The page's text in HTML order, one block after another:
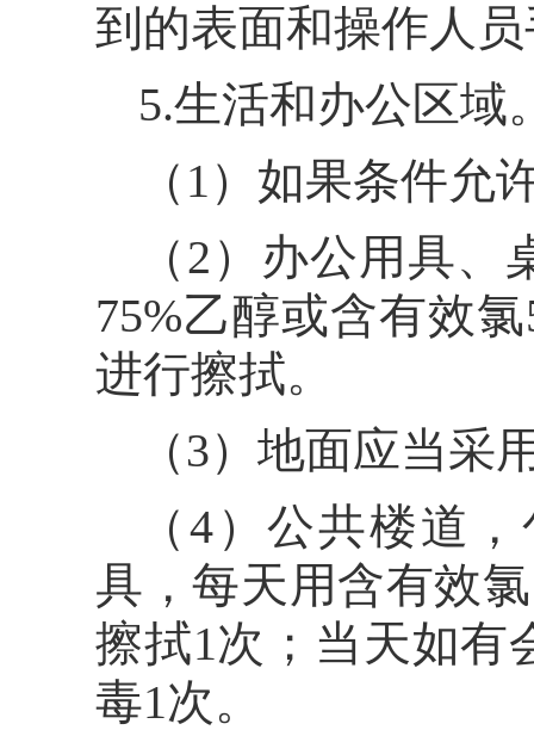
到的表面和操作人
5.生活和办公区域
（1）如果条件允
（2）办公用具
75%乙醇或含有效
进行擦拭。
（3）地面应当采
（4）公共楼道
具，每天用含有效
擦拭1次；当天如有
毒1次。